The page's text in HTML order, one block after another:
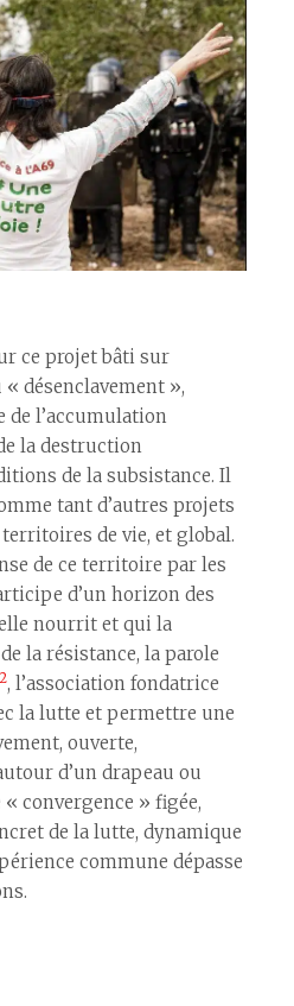
ce projet bâti sur
« désenclavement »,
de l’accumulation
la destruction
de la subsistance. Il
tant d’autres projets
de vie, et global.
de ce territoire par les
d’un horizon des
nourrit et qui la
la résistance, la parole
2, l’association fondatrice
la lutte et permettre une
ouverte,
d’un drapeau ou
« convergence » figée,
de la lutte, dynamique
commune dépasse